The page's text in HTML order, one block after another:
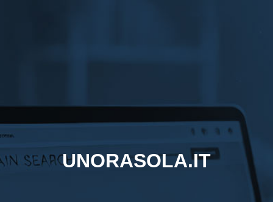
UNORASOLA.IT